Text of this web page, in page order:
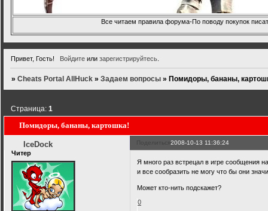
Все читаем правила форума-По поводу покупок
Привет, Гость! Войдитеили зарегистрируйтесь.
»Cheats Portal AllHuck »Задаем вопросы » Помидоры, бананы,
Помидоры, бананы, картошка!
Страница:1
Поделиться2008-10-13 11:36:24
IceDock
Читер
Я много раз встрецал в игре сообщения
и все сообразить не могу что бы они
Может кто-нить подскажет?
0